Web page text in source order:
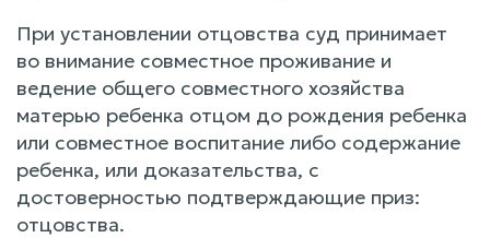
При установлении отцовства суд принимает
во внимание совместное проживание и
ведение общего совместного хозяйства
матерью ребенка отцом до рождения ребенка
или совместное воспитание либо содержание
ребенка, или доказательства, с
достоверностью подтверждающие приз:
отцовства.